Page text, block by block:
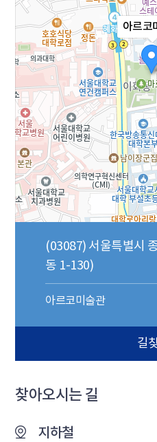
아르코
(03087) 서울특별시
동 1-130)
아르코미술관
길
찾아오시는 길
지하철